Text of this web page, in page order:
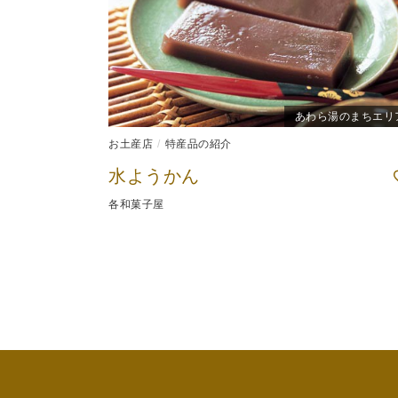
あわら湯のまちエリ
お土産店 特産品の紹介
水ようかん
各和菓子屋